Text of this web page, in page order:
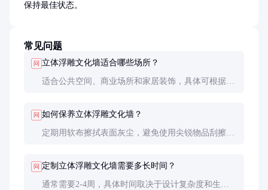
保持最佳状态。
常见问题
问 立体浮雕文化墙适合哪些场所？
适合公共空间、商业场所和家居装饰，具体可根据风
问 如何保养立体浮雕文化墙？
定期用软布擦拭表面灰尘，避免使用尖锐物品刮擦。
问 定制立体浮雕文化墙需要多长时间？
通常需要2-4周，具体时间取决于设计复杂度和生产